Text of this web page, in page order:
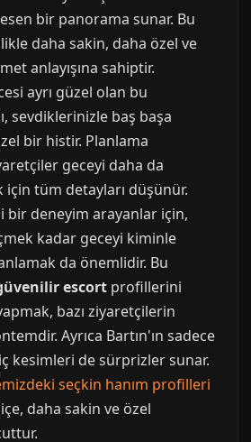
bir panorama sunar. Bu
daha sakin, daha özel ve
anlayışına sahiptir.
ayrı güzel olan bu
sevdiklerinizle baş başa
bir histir. Planlama
geceyi daha da
için tüm detayları düşünür.
bir deneyim arayanlar için,
kadar geceyi kiminle
da önemlidir. Bu
escort profillerini
bazı ziyaretçilerin
Ayrıca Bartın'ın sadece
kesimleri de sürprizler sunar.
seçkin hanım profilleri
daha sakin ve özel